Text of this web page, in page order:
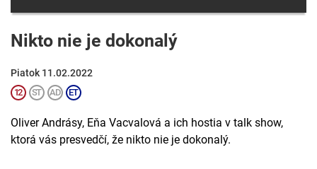
Nikto nie je dokonalý
Piatok 11.02.2022
Oliver Andrásy, Eňa Vacvalová a ich hostia v talk show,
ktorá vás presvedčí, že nikto nie je dokonalý.